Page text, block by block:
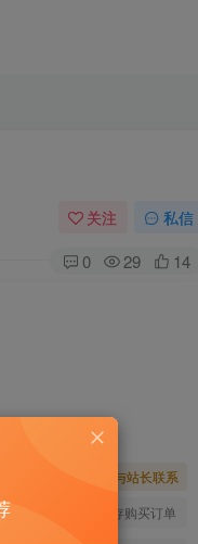
关注 私信
0 29 14
暂时无法购买，请与站长联系
登陆后购买，可保存购买订单